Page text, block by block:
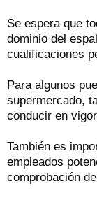
Se espera que
dominio del
cualificaciones
Para algunos
supermercado,
conducir en
También es
empleados
comprobación